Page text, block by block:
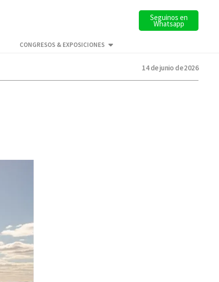
Seguinos en
Whatsapp
CONGRESOS & EXPOSICIONES
14 de junio de 2026